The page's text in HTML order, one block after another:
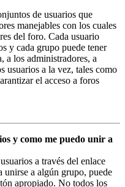
de usuarios que
manejables con los cuales
del foro. Cada usuario
y cada grupo puede tener
a los administradores, a
usuarios a la vez, tales como
el acceso a foros
y como me puedo unir a
a través del enlace
unirse a algún grupo, puede
apropiado. No todos los